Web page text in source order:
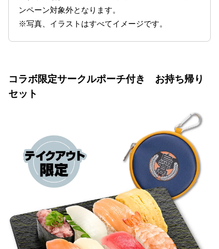
ンペーン対象外となります。
※写真、イラストはすべてイメージです。
コラボ限定サークルポーチ付き お持ち帰り
セット